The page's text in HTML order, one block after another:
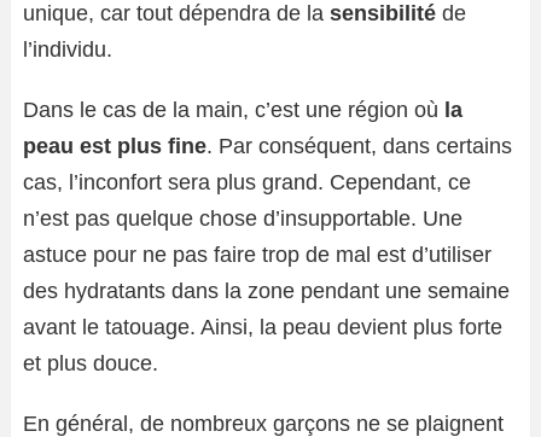
unique, car tout dépendra de la sensibilité de
l’individu.
Dans le cas de la main, c’est une région où la
peau est plus fine. Par conséquent, dans certains
cas, l’inconfort sera plus grand. Cependant, ce
n’est pas quelque chose d’insupportable. Une
astuce pour ne pas faire trop de mal est d’utiliser
des hydratants dans la zone pendant une semaine
avant le tatouage. Ainsi, la peau devient plus forte
et plus douce.
En général, de nombreux garçons ne se plaignent